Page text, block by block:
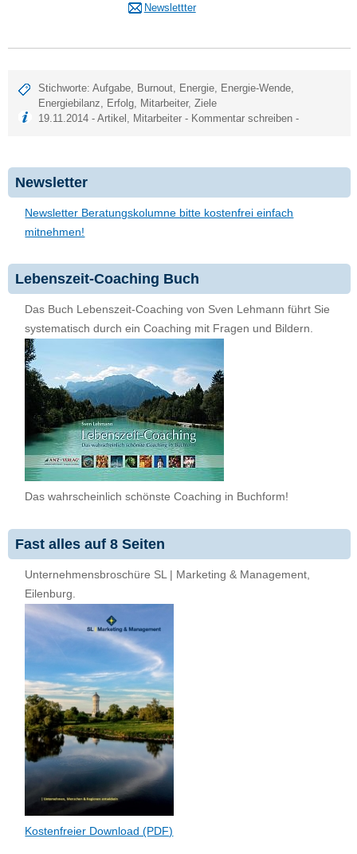
Newslettter
Stichworte:Aufgabe Burnout Energie Energie-Wende
Energiebilanz
Erfolg Mitarbeiter,Ziele
19.11.2014 -Artikel Mitarbeiter - Kommentar schreiben -
Newsletter
Newsletter Beratungskolumne bitte kostenfrei einfach
mitnehmen!
Lebenszeit-Coaching Buch
Das Buch Lebenszeit-Coaching von Sven Lehmann führt Sie
systematisch durch ein Coaching mit Fragen und Bildern.
Das wahrscheinlich schönste Coaching in Buchform!
Fast alles auf 8 Seiten
Unternehmensbroschüre SL | Marketing & Management,
Eilenburg.
Kostenfreier Download (PDF)